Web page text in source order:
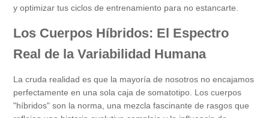
y optimizar tus ciclos de entrenamiento para no estancarte.
Los Cuerpos Híbridos: El Espectro
Real de la Variabilidad Humana
La cruda realidad es que la mayoría de nosotros no encajamos
perfectamente en una sola caja de somatotipo. Los cuerpos
"híbridos" son la norma, una mezcla fascinante de rasgos que